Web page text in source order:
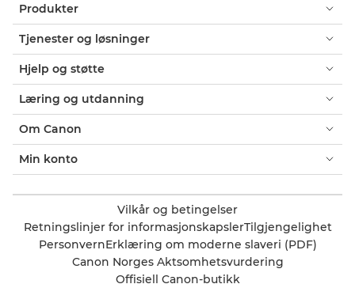
Produkter
Tjenester og løsninger
Hjelp og støtte
Læring og utdanning
Om Canon
Min konto
Vilkår og betingelser
Retningslinjer for informasjonskapslerTilgjengelighet
PersonvernErklæring om moderne slaveri (PDF)
Canon Norges Aktsomhetsvurdering
Offisiell Canon-butikk